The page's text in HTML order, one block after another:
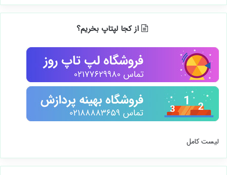
از کجا لپتاپ بخریم؟
لیست کامل